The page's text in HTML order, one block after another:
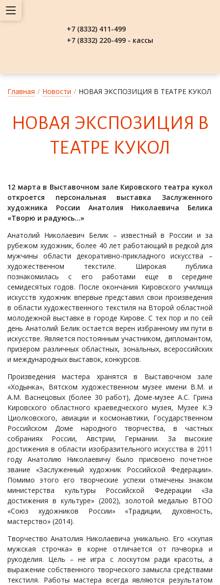
+7 (8332) 411-499
+7 (8332) 220-499 - кассы
Главная / Новости / НОВАЯ ЭКСПОЗИЦИЯ В ТЕАТРЕ КУКОЛ
НО­ВАЯ ЭК­СПО­ЗИ­ЦИЯ В
ТЕ­АТ­РЕ КУ­КОЛ
12 марта в Выставочном зале Кировского театра кукол
откроется персональная выставка Заслуженного
художника России Анатолия Николаевича Белика
«Творю и радуюсь…»
Анатолий Николаевич Белик – известный в России и за
рубежом художник, более 40 лет работающий в редкой для
мужчины области декоративно-прикладного искусства –
художественном текстиле. Широкая публика
познакомилась с его работами еще в середине
семидесятых годов. После окончания Кировского училища
искусств художник впервые представил свои произведения
в области художественного текстиля на Второй областной
молодежной выставке в городе Кирове. С тех пор и по сей
день Анатолий Белик остается верен избранному им пути в
искусстве. Является постоянным участником, дипломантом,
призёром различных областных, зональных, всероссийских
и международных выставок, конкурсов.
Произведения мастера хранятся в Выставочном зале
«Ходынка», Вятском художественном музее имени В.М. и
А.М. Васнецовых (более 30 работ), Доме-музее А.С. Грина
Кировского областного краеведческого музея, Музее К.Э
Циолковского, авиации и космонавтики, Государственном
Российском Доме народного творчества, в частных
собраниях России, Австрии, Германии. За высокие
достижения в области изобразительного искусства в 2011
году Анатолию Николаевичу было присвоено почетное
звание «Заслуженный художник Российской Федерации».
Помимо этого его творческие успехи отмечены знаком
министерства культуры Российской Федерации «За
достижения в культуре» (2002), золотой медалью ВТОО
«Союз художников России» «Традиции, духовность,
мастерство» (2014).
Творчество Анатолия Николаевича уникально. Его «скупая
мужская строчка» в корне отличается от пэчворка и
рукоделия. Цель – не игра с лоскутом ради красоты, а
выражение собственного творческого замысла средствами
текстиля. Работы мастера всегда являются результатом